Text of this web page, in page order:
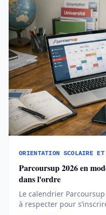
ORIENTATION SCOLAIRE ET
Parcoursup 2026 en
dans l'ordre
Le calendrier
à respecter pour